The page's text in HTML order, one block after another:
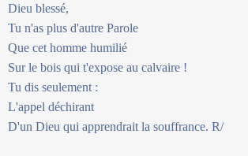
Dieu blessé,
Tu n'as plus d'autre Parole
Que cet homme humilié
Sur le bois qui t'expose au calvaire !
Tu dis seulement :
L'appel déchirant
D'un Dieu qui apprendrait la souffrance. R/